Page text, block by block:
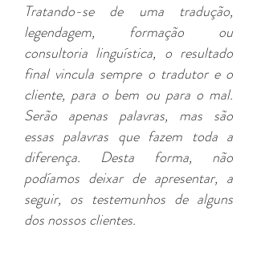
Tratando-se de uma tradução,
legendagem, formação ou
consultoria linguística, o resultado
final vincula sempre o tradutor e o
cliente, para o bem ou para o mal.
Serão apenas palavras, mas são
essas palavras que fazem toda a
diferença. Desta forma, não
podíamos deixar de apresentar, a
seguir, os testemunhos de alguns
dos nossos clientes.